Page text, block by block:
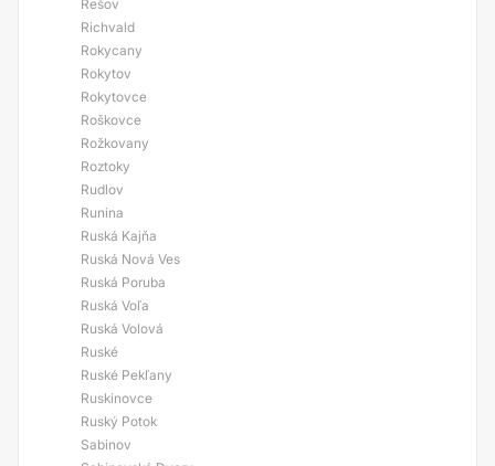
Rešov
Richvald
Rokycany
Rokytov
Rokytovce
Roškovce
Rožkovany
Roztoky
Rudlov
Runina
Ruská Kajňa
Ruská Nová Ves
Ruská Poruba
Ruská Voľa
Ruská Volová
Ruské
Ruské Pekľany
Ruskinovce
Ruský Potok
Sabinov